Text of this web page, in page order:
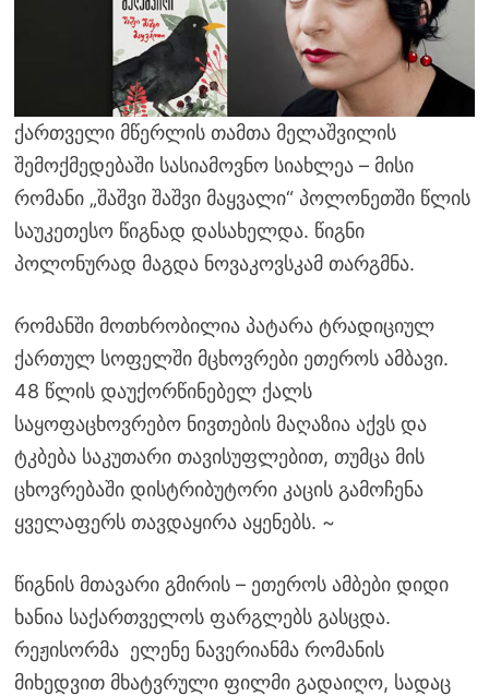
ქართველი მწერლის თამთა მელაშვილის
შემოქმედებაში სასიამოვნო სიახლეა – მისი
რომანი „შაშვი შაშვი მაყვალი“ პოლონეთში წლის
საუკეთესო წიგნად დასახელდა. წიგნი
პოლონურად მაგდა ნოვაკოვსკამ თარგმნა.
რომანში მოთხრობილია პატარა ტრადიციულ
ქართულ სოფელში მცხოვრები ეთეროს ამბავი.
48 წლის დაუქორწინებელ ქალს
საყოფაცხოვრებო ნივთების მაღაზია აქვს და
ტკბება საკუთარი თავისუფლებით, თუმცა მის
ცხოვრებაში დისტრიბუტორი კაცის გამოჩენა
ყველაფერს თავდაყირა აყენებს. ~
წიგნის მთავარი გმირის – ეთეროს ამბები დიდი
ხანია საქართველოს ფარგლებს გასცდა.
რეჟისორმა ელენე ნავერიანმა რომანის
მიხედვით მხატვრული ფილმი გადაიღო, სადაც